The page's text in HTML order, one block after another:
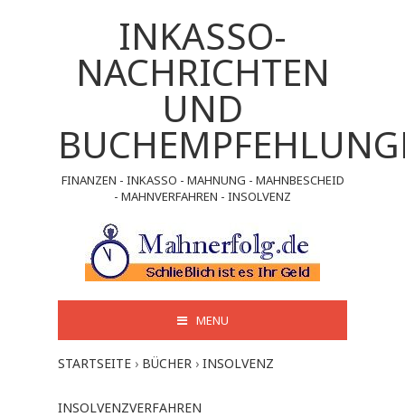
INKASSO-
NACHRICHTEN
UND
FINANZEN - INKASSO - MAHNUNG - MAHNBESCHEID
- MAHNVERFAHREN - INSOLVENZ
MENU
STARTSEITE › BÜCHER › INSOLVENZ
INSOLVENZVERFAHREN